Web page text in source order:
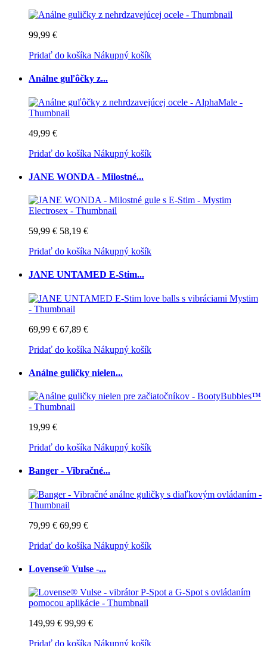
99,99 €
Pridať do košíka Nákupný košík
Análne guľôčky z...
49,99 €
Pridať do košíka Nákupný košík
JANE WONDA - Milostné...
59,99 € 58,19 €
Pridať do košíka Nákupný košík
JANE UNTAMED E-Stim...
69,99 € 67,89 €
Pridať do košíka Nákupný košík
Análne guličky nielen...
19,99 €
Pridať do košíka Nákupný košík
Banger - Vibračné...
79,99 € 69,99 €
Pridať do košíka Nákupný košík
Lovense® Vulse -...
149,99 € 99,99 €
Pridať do košíka Nákupný košík